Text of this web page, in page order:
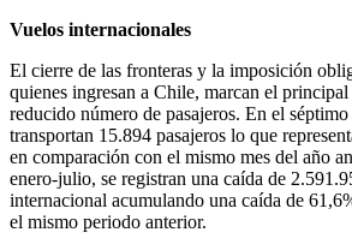
Vuelos internacionales
El cierre de las fronteras y la imposición
quienes ingresan a Chile, marcan el
reducido número de pasajeros. En el séptimo
transportan 15.894 pasajeros lo que
en comparación con el mismo mes del año
enero-julio, se registran una caída de
internacional acumulando una caída de
el mismo periodo anterior.